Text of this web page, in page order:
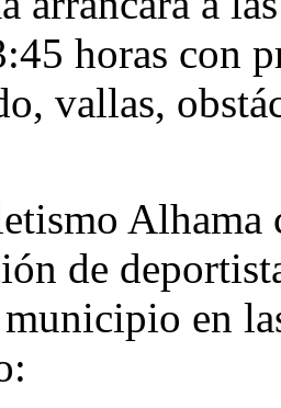
horas con
vallas,
Alhama
de
en